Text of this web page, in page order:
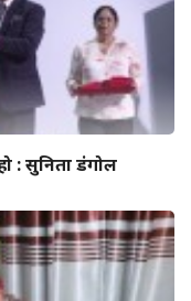
: सुनिता डंगोल